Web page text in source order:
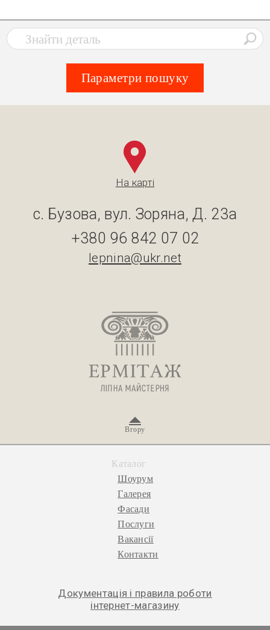
Параметри пошуку
На карті
с. Бузова, вул. Зоряна, Д. 23а
+380 96 842 07 02
lepnina@ukr.net
Вгору
Каталог
Шоурум
Галерея
Фасади
Послуги
Вакансії
Контакти
Документація і правила роботи
інтернет-магазину